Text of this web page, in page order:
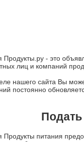
- это
лиц и компаний
нашего сайта Вы
постоянно
питания